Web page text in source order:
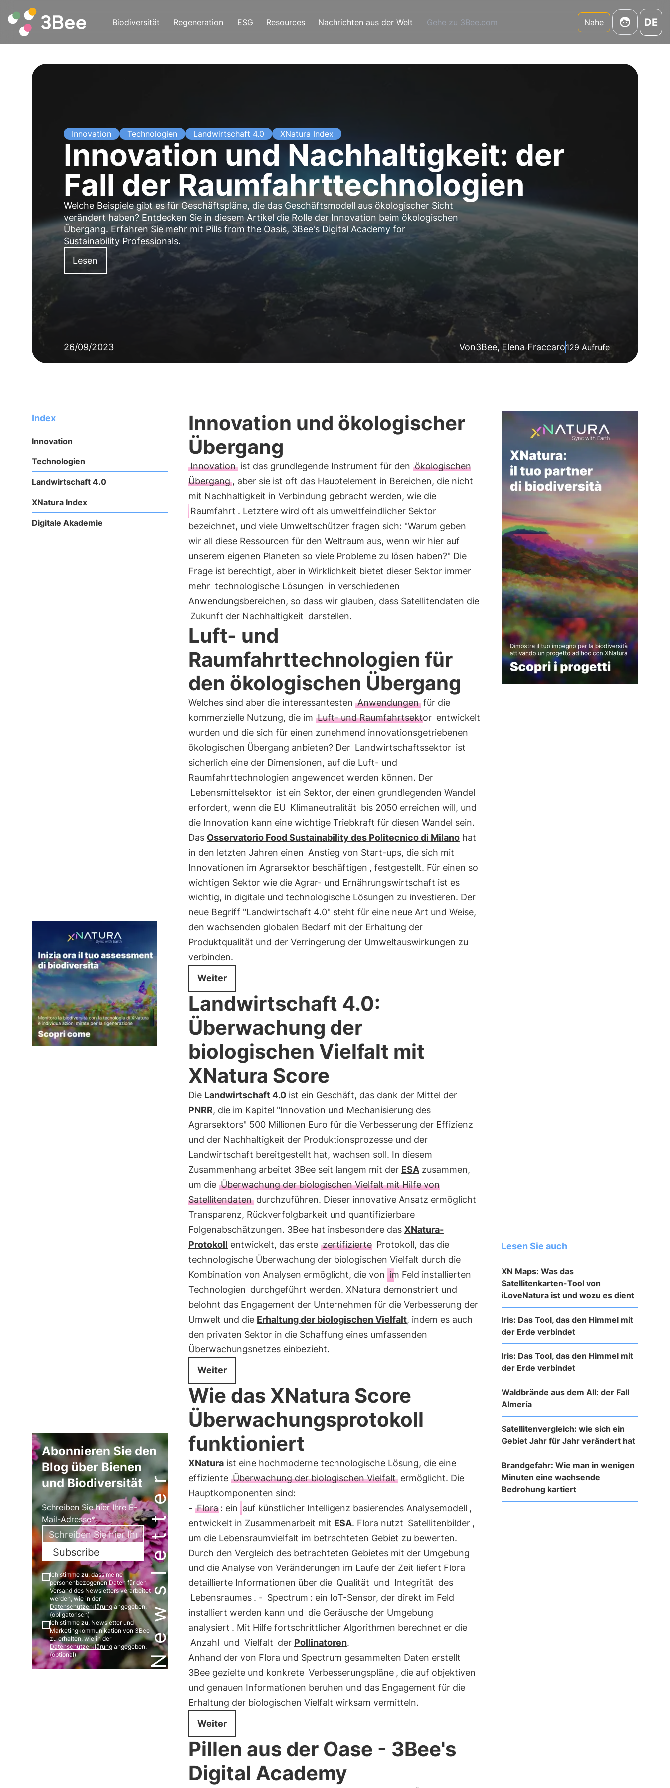
Biodiversität Regeneration ESG Resources Nachrichten aus der Welt Gehe zu 3Bee.com Nahe DE
Innovation Technologien Landwirtschaft 4.0 XNatura Index
Innovation und Nachhaltigkeit: der
Fall der Raumfahrttechnologien
Welche Beispiele gibt es für Geschäftspläne, die das Geschäftsmodell aus ökologischer Sicht
verändert haben? Entdecken Sie in diesem Artikel die Rolle der Innovation beim ökologischen
Übergang. Erfahren Sie mehr mit Pills from the Oasis, 3Bee's Digital Academy for
Sustainability Professionals.
Lesen
26/09/2023 Von3Bee, Elena Fraccaro129 Aufrufe
Index
Innovation
Technologien
Landwirtschaft 4.0
XNatura Index
Digitale Akademie
Newsletter
Abonnieren Sie den
Blog über Bienen
und Biodiversität
Schreiben Sie hier Ihre E-
Mail-Adresse*
Subscribe
Ich stimme zu, dass meine
personenbezogenen Daten für den
Versand des Newsletters verarbeitet
werden, wie in der
Datenschutzerklärungangegeben.
(obligatorisch)
Ich stimme zu, Newsletter und
Marketingkommunikation von 3Bee
zu erhalten, wie in der
Datenschutzerklärung angegeben.
(optional)
Innovation und ökologischer
Übergang
Innovationist das grundlegende Instrument für den ökologischen
Übergang, aber sie ist oft das Hauptelement in Bereichen, die nicht
mit Nachhaltigkeit in Verbindung gebracht werden, wie die
Raumfahrt . Letztere wird oft als umweltfeindlicher Sektor
bezeichnet, und viele Umweltschützer fragen sich: "Warum geben
wir all diese Ressourcen für den Weltraum aus, wenn wir hier auf
unserem eigenen Planeten so viele Probleme zu lösen haben?" Die
Frage ist berechtigt, aber in Wirklichkeit bietet dieser Sektor immer
mehr technologische Lösungen in verschiedenen
Anwendungsbereichen, so dass wir glauben, dass Satellitendaten die
Zukunft der Nachhaltigkeit darstellen.
Luft- und
Raumfahrttechnologien für
den ökologischen Übergang
Welches sind aber die interessantesten Anwendungenfür die
kommerzielle Nutzung, die im Luft- und Raumfahrtsektor entwickelt
wurden und die sich für einen zunehmend innovationsgetriebenen
ökologischen Übergang anbieten? Der Landwirtschaftssektor ist
sicherlich eine der Dimensionen, auf die Luft- und
Raumfahrttechnologien angewendet werden können. Der
Lebensmittelsektor ist ein Sektor, der einen grundlegenden Wandel
erfordert, wenn die EU Klimaneutralität bis 2050 erreichen will, und
die Innovation kann eine wichtige Triebkraft für diesen Wandel sein.
Das Osservatorio Food Sustainability des Politecnico di Milanohat
in den letzten Jahren einen Anstieg von Start-ups, die sich mit
Innovationen im Agrarsektor beschäftigen , festgestellt. Für einen so
wichtigen Sektor wie die Agrar- und Ernährungswirtschaft ist es
wichtig, in digitale und technologische Lösungen zu investieren. Der
neue Begriff "Landwirtschaft 4.0" steht für eine neue Art und Weise,
den wachsenden globalen Bedarf mit der Erhaltung der
Produktqualität und der Verringerung der Umweltauswirkungen zu
verbinden.
Weiter
Landwirtschaft 4.0:
Überwachung der
biologischen Vielfalt mit
XNatura Score
Die Landwirtschaft 4.0ist ein Geschäft, das dank der Mittel der
PNRR, die im Kapitel "Innovation und Mechanisierung des
Agrarsektors" 500 Millionen Euro für die Verbesserung der Effizienz
und der Nachhaltigkeit der Produktionsprozesse und der
Landwirtschaft bereitgestellt hat, wachsen soll. In diesem
Zusammenhang arbeitet 3Bee seit langem mit der ESAzusammen,
um die Überwachung der biologischen Vielfalt mit Hilfe von
Satellitendatendurchzuführen. Dieser innovative Ansatz ermöglicht
Transparenz, Rückverfolgbarkeit und quantifizierbare
Folgenabschätzungen. 3Bee hat insbesondere das XNatura-
Protokoll entwickelt, das erste zertifizierte Protokoll, das die
technologische Überwachung der biologischen Vielfalt durch die
Kombination von Analysen ermöglicht, die von im Feld installierten
Technologien durchgeführt werden. XNatura demonstriert und
belohnt das Engagement der Unternehmen für die Verbesserung der
Umwelt und die Erhaltung der biologischen Vielfalt, indem es auch
den privaten Sektor in die Schaffung eines umfassenden
Überwachungsnetzes einbezieht.
Weiter
Wie das XNatura Score
Überwachungsprotokoll
funktioniert
XNaturaist eine hochmoderne technologische Lösung, die eine
effiziente Überwachung der biologischen Vielfaltermöglicht. Die
Hauptkomponenten sind:
- Flora : ein auf künstlicher Intelligenz basierendes Analysemodell ,
entwickelt in Zusammenarbeit mit ESA. Flora nutzt Satellitenbilder ,
um die Lebensraumvielfalt im betrachteten Gebiet zu bewerten.
Durch den Vergleich des betrachteten Gebietes mit der Umgebung
und die Analyse von Veränderungen im Laufe der Zeit liefert Flora
detaillierte Informationen über die Qualität und Integrität des
Lebensraumes . - Spectrum : ein IoT-Sensor, der direkt im Feld
installiert werden kann und die Geräusche der Umgebung
analysiert . Mit Hilfe fortschrittlicher Algorithmen berechnet er die
Anzahl und Vielfalt der Pollinatoren.
Anhand der von Flora und Spectrum gesammelten Daten erstellt
3Bee gezielte und konkrete Verbesserungspläne , die auf objektiven
und genauen Informationen beruhen und das Engagement für die
Erhaltung der biologischen Vielfalt wirksam vermitteln.
Weiter
Pillen aus der Oase - 3Bee's
Digital Academy
Lesen Sie auch
XN Maps: Was das
Satellitenkarten-Tool von
iLoveNatura ist und wozu es dient
Iris: Das Tool, das den Himmel mit
der Erde verbindet
Iris: Das Tool, das den Himmel mit
der Erde verbindet
Waldbrände aus dem All: der Fall
Almería
Satellitenvergleich: wie sich ein
Gebiet Jahr für Jahr verändert hat
Brandgefahr: Wie man in wenigen
Minuten eine wachsende
Bedrohung kartiert